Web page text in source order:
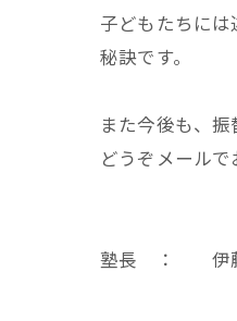
子どもたちに
秘訣です。
また今後も、
どうぞメールで
塾長 ： 伊